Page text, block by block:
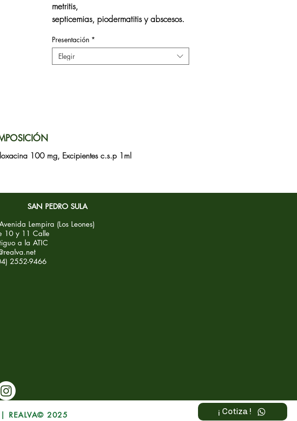
metritis,
septicemias, piodermatitis y abscesos.
Presentación *
Elegir
100 mg, Excipientes c.s.p 1ml
¡ Cotiza !
SAN PEDRO SULA
Lempira (Los Leones)
10 y 11 Calle
a la ATIC
2552-9466
| REALVA© 2025